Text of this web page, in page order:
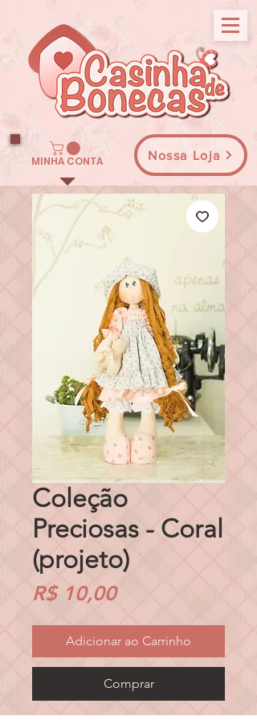
MINHA CONTA Nossa Loja
Coleção
Preciosas - Coral
(projeto)
R$ 10,00Preço
Adicionar ao Carrinho
Comprar